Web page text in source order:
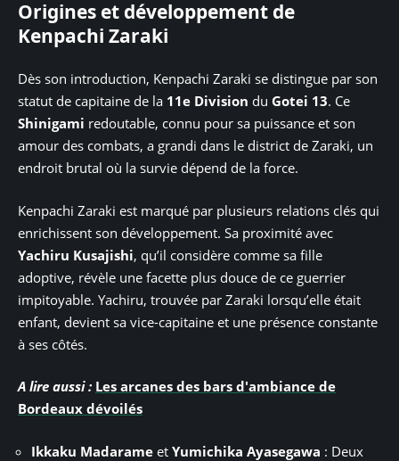
Origines et développement de
Kenpachi Zaraki
Dès son introduction, Kenpachi Zaraki se distingue par son
statut de capitaine de la 11e Division du Gotei 13. Ce
Shinigami redoutable, connu pour sa puissance et son
amour des combats, a grandi dans le district de Zaraki, un
endroit brutal où la survie dépend de la force.
Kenpachi Zaraki est marqué par plusieurs relations clés qui
enrichissent son développement. Sa proximité avec
Yachiru Kusajishi, qu’il considère comme sa fille
adoptive, révèle une facette plus douce de ce guerrier
impitoyable. Yachiru, trouvée par Zaraki lorsqu’elle était
enfant, devient sa vice-capitaine et une présence constante
à ses côtés.
A lire aussi : Les arcanes des bars d'ambiance de
Bordeaux dévoilés
Ikkaku Madarame et Yumichika Ayasegawa : Deux